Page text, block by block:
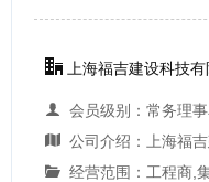
上海福吉建设科技有
会员级别：常务理
公司介绍：上海福吉建设科技有限公司是一家系统集成企业，主要以智能化工程为核心，专注建筑智
经营范围：工程商,